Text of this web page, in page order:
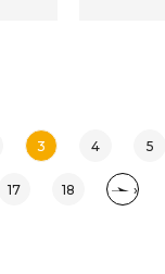
3 4 5
17 18 ›